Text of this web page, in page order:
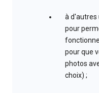
à d'autres
pour
pour que
photos
choix) ;